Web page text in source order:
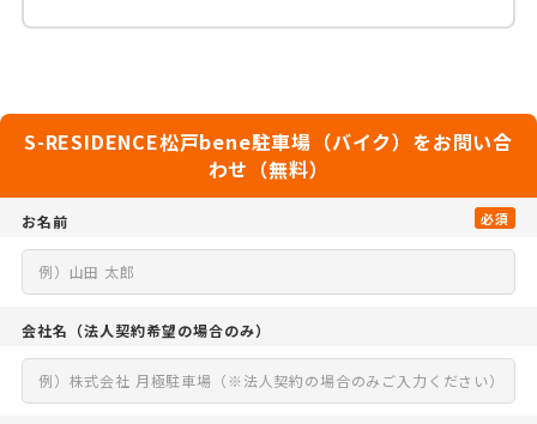
S-RESIDENCE松戸bene駐車場（バイク）をお問い合
わせ（無料）
お名前 必須
会社名 （法人契約希望の場合のみ）